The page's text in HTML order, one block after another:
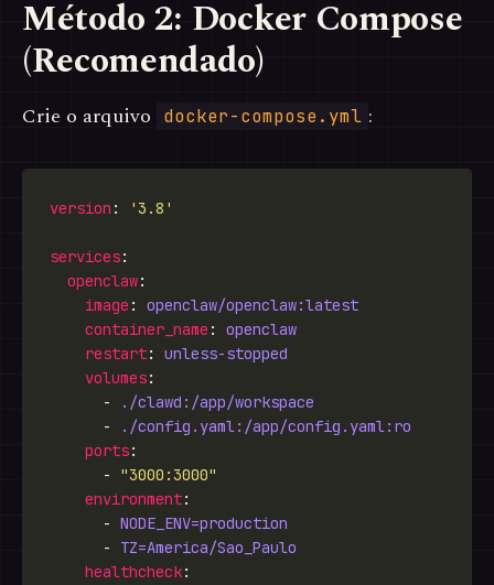
Método 2: Docker Compose
(Recomendado)
Crie o arquivo docker-compose.yml :
version : '3.8'
services
openclaw
image : openclaw/openclaw:latest
container_name : openclaw
restart: unless-stopped
volumes
      -
./clawd:/app/workspace
      -
./config.yaml:/app/config.yaml:ro
ports
      -
"3000:3000"
environment
      -
NODE_ENV=production
      -
TZ=America/Sao_Paulo
healthcheck